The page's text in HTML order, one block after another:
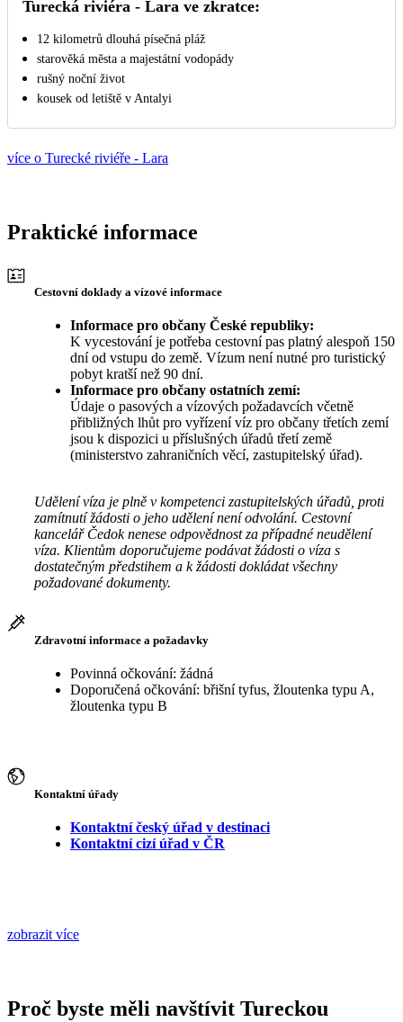
Turecká riviéra - Lara ve zkratce:
12 kilometrů dlouhá písečná pláž
starověká města a majestátní vodopády
rušný noční život
kousek od letiště v Antalyi
více o Turecké riviéře - Lara
Praktické informace
Cestovní doklady a vízové informace
Informace pro občany České republiky:
K vycestování je potřeba cestovní pas platný alespoň 150
dní od vstupu do země. Vízum není nutné pro turistický
pobyt kratší než 90 dní.
Informace pro občany ostatních zemí:
Údaje o pasových a vízových požadavcích včetně
přibližných lhůt pro vyřízení víz pro občany třetích zemí
jsou k dispozici u příslušných úřadů třetí země
(ministerstvo zahraničních věcí, zastupitelský úřad).
Udělení víza je plně v kompetenci zastupitelských úřadů, proti
zamítnutí žádosti o jeho udělení není odvolání. Cestovní
kancelář Čedok nenese odpovědnost za případné neudělení
víza. Klientům doporučujeme podávat žádosti o víza s
dostatečným předstihem a k žádosti dokládat všechny
požadované dokumenty.
Zdravotní informace a požadavky
Povinná očkování: žádná
Doporučená očkování: břišní tyfus, žloutenka typu A,
žloutenka typu B
Kontaktní úřady
Kontaktní český úřad v destinaci
Kontaktní cizí úřad v ČR
zobrazit více
Proč byste měli navštívit Tureckou